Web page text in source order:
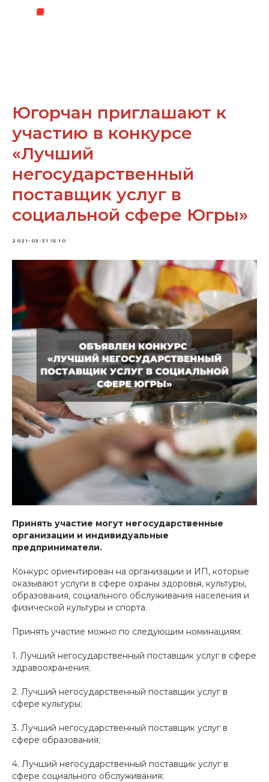
Югорчан приглашают к
участию в конкурсе
«Лучший
негосударственный
поставщик услуг в
социальной сфере Югры»
2021-03-31 15:10
Принять участие могут негосударственные
организации и индивидуальные
предприниматели.
Конкурс ориентирован на организации и ИП, которые
оказывают услуги в сфере охраны здоровья, культуры,
образования, социального обслуживания населения и
физической культуры и спорта.
Принять участие можно по следующим номинациям:
1. Лучший негосударственный поставщик услуг в сфере
здравоохранения;
2. Лучший негосударственный поставщик услуг в
сфере культуры;
3. Лучший негосударственный поставщик услуг в
сфере образования;
4. Лучший негосударственный поставщик услуг в
сфере социального обслуживания;